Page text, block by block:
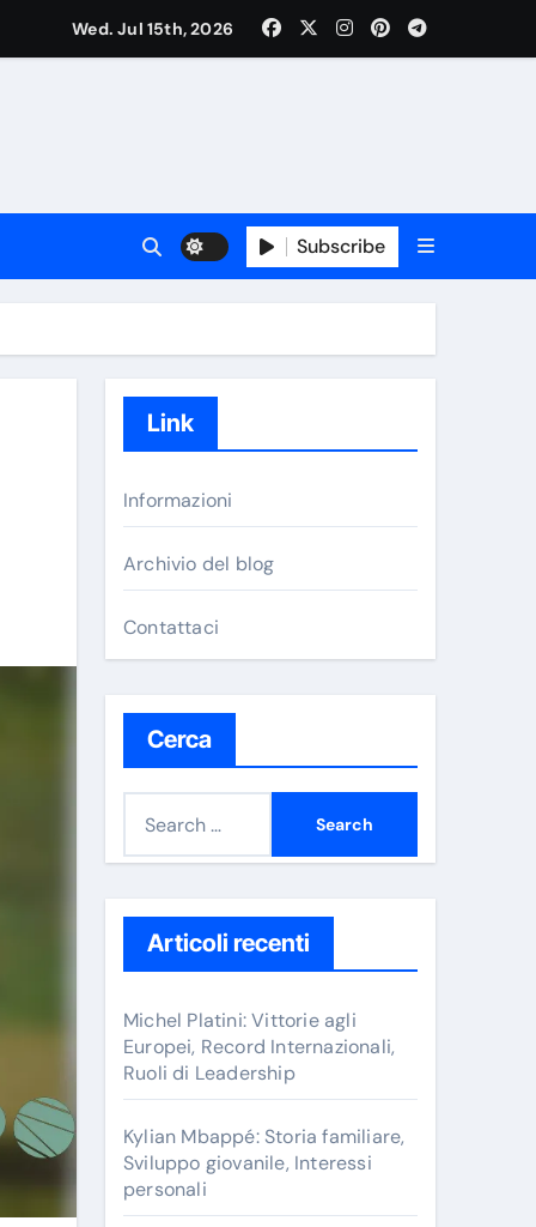
Wed. Jul 15th, 2026
Subscribe
Link
Informazioni
Archivio del blog
Contattaci
Cerca
h
f
o
r
Articoli recenti
Michel Platini: Vittorie agli
Europei, Record Internazionali,
Ruoli di Leadership
Kylian Mbappé: Storia familiare,
Sviluppo giovanile, Interessi
personali